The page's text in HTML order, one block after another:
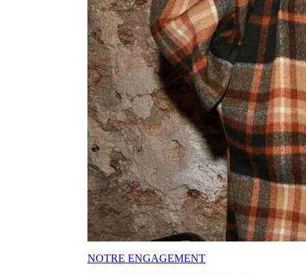
NOTRE ENGAGEMENT